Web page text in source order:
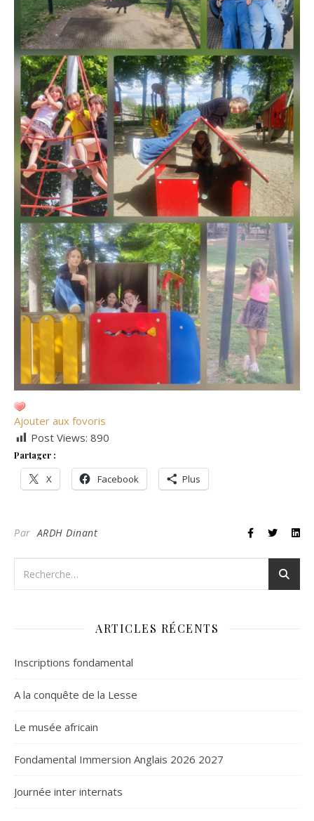
Ajouter aux fovoris
Post Views: 890
Partager :
X Facebook Plus
ParARDH Dinant
ARTICLES RÉCENTS
Inscriptions fondamental
A la conquête de la Lesse
Le musée africain
Fondamental Immersion Anglais 2026 2027
Journée inter internats